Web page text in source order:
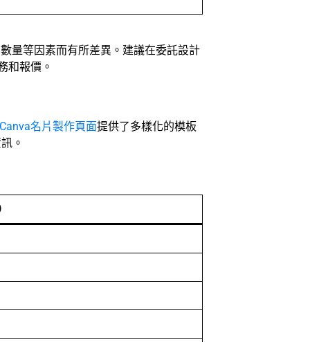
量等因素而有所差異。建議在委託設計
和報價。
名片製作頁面提供了多樣化的模板
。